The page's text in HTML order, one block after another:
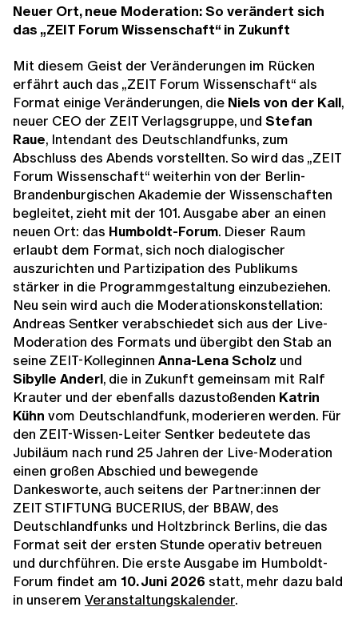
Neuer Ort, neue Moderation: So verändert sich
das „ZEIT Forum Wissenschaft“ in Zukunft
Mit diesem Geist der Veränderungen im Rücken
erfährt auch das „ZEIT Forum Wissenschaft“ als
Format einige Veränderungen, die Niels von der Kall,
neuer CEO der ZEIT Verlagsgruppe, und Stefan
Raue, Intendant des Deutschlandfunks, zum
Abschluss des Abends vorstellten. So wird das „ZEIT
Forum Wissenschaft“ weiterhin von der Berlin-
Brandenburgischen Akademie der Wissenschaften
begleitet, zieht mit der 101. Ausgabe aber an einen
neuen Ort: das Humboldt-Forum. Dieser Raum
erlaubt dem Format, sich noch dialogischer
auszurichten und Partizipation des Publikums
stärker in die Programmgestaltung einzubeziehen.
Neu sein wird auch die Moderationskonstellation:
Andreas Sentker verabschiedet sich aus der Live-
Moderation des Formats und übergibt den Stab an
seine ZEIT-Kolleginnen Anna-Lena Scholz und
Sibylle Anderl, die in Zukunft gemeinsam mit Ralf
Krauter und der ebenfalls dazustoßenden Katrin
Kühn vom Deutschlandfunk, moderieren werden. Für
den ZEIT-Wissen-Leiter Sentker bedeutete das
Jubiläum nach rund 25 Jahren der Live-Moderation
einen großen Abschied und bewegende
Dankesworte, auch seitens der Partner:innen der
ZEIT STIFTUNG BUCERIUS, der BBAW, des
Deutschlandfunks und Holtzbrinck Berlins, die das
Format seit der ersten Stunde operativ betreuen
und durchführen. Die erste Ausgabe im Humboldt-
Forum findet am 10. Juni 2026 statt, mehr dazu bald
in unserem Veranstaltungskalender.